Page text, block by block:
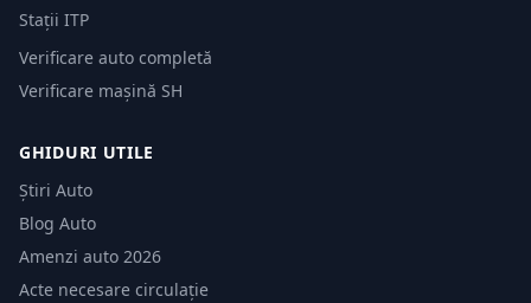
Stații ITP
Verificare auto completă
Verificare mașină SH
GHIDURI UTILE
Știri Auto
Blog Auto
Amenzi auto 2026
Acte necesare circulație